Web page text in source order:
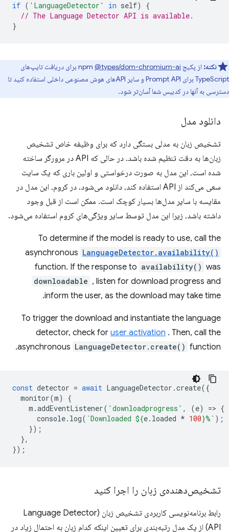
if ( 'LanguageDetector' in self)
{
// The Language Detector API is available.
}
نکته: از پکیج npm @types/dom-chromium-ai
برای دریافت تایپ‌های
TypeScript برای Prompt API و سایر APIهای هوش مصنوعی داخلی استفاده کنید تا
دسترسی به آنها در کدبیس شما آسان‌تر شود.
دانلود مدل
تشخیص زبان به مدلی بستگی دارد که برای وظیفه خاص تشخیص
زبان‌ها به دقت تنظیم شده باشد. در حالی که API در مرورگر ساخته
شده است، این مدل به صورت درخواستی و اولین باری که یک سایت
سعی می‌کند از API استفاده کند، دانلود می‌شود. در کروم، این مدل در
مقایسه با سایر مدل‌ها بسیار کوچک است. ممکن است از قبل وجود
داشته باشد، زیرا این مدل توسط سایر ویژگی‌های کروم استفاده می‌شود.
To determine if the model is ready to use, call the
asynchronous LanguageDetector.availability()
function. If the response to availability() was
downloadable , listen for download progress and
inform the user, as the download may take time.
To trigger the download and instantiate the language
detector, check for user activation . Then, call the
asynchronous LanguageDetector.create() function.
const detector = await LanguageDetector .create({
monitor(m)
{
m .addEventListener( 'downloadprogress' , (e) => {
console. log( `Downloaded ${e. loaded * 100}%` );
});
},
});
تشخیص‌دهنده‌ی زبان را اجرا کنید
رابط برنامه‌نویسی کاربردی تشخیص زبان (Language Detector
API) از یک مدل رتبه‌بندی برای تعیین اینکه کدام زبان به احتمال زیاد در